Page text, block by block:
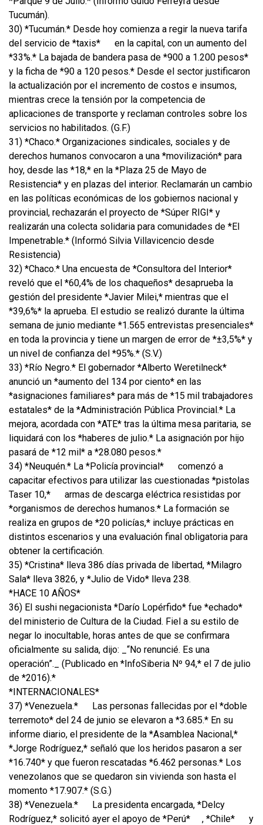
Tucumán).
30) *Tucumán.* Desde hoy comienza a regir la nueva tarifa
del servicio de *taxis*
en la capital, con un aumento del
*33%.* La bajada de bandera pasa de *900 a 1.200 pesos*
y la ficha de *90 a 120 pesos.* Desde el sector justificaron
la actualización por el incremento de costos e insumos,
mientras crece la tensión por la competencia de
aplicaciones de transporte y reclaman controles sobre los
servicios no habilitados. (G.F.)
31) *Chaco.* Organizaciones sindicales, sociales y de
derechos humanos convocaron a una *movilización* para
hoy, desde las *18,* en la *Plaza 25 de Mayo de
Resistencia* y en plazas del interior. Reclamarán un cambio
en las políticas económicas de los gobiernos nacional y
provincial, rechazarán el proyecto de *Súper RIGI* y
realizarán una colecta solidaria para comunidades de *El
Impenetrable.* (Informó Silvia Villavicencio desde
Resistencia)
32) *Chaco.* Una encuesta de *Consultora del Interior*
reveló que el *60,4% de los chaqueños* desaprueba la
gestión del presidente *Javier Milei,* mientras que el
*39,6%* la aprueba. El estudio se realizó durante la última
semana de junio mediante *1.565 entrevistas presenciales*
en toda la provincia y tiene un margen de error de *±3,5%* y
un nivel de confianza del *95%.* (S.V.)
33) *Río Negro.* El gobernador *Alberto Weretilneck*
anunció un *aumento del 134 por ciento* en las
*asignaciones familiares* para más de *15 mil trabajadores
estatales* de la *Administración Pública Provincial.* La
mejora, acordada con *ATE* tras la última mesa paritaria, se
liquidará con los *haberes de julio.* La asignación por hijo
pasará de *12 mil* a *28.080 pesos.*
34) *Neuquén.* La *Policía provincial*
comenzó a
capacitar efectivos para utilizar las cuestionadas *pistolas
Taser 10,*
armas de descarga eléctrica resistidas por
*organismos de derechos humanos.* La formación se
realiza en grupos de *20 policías,* incluye prácticas en
distintos escenarios y una evaluación final obligatoria para
obtener la certificación.
35) *Cristina* lleva 386 días privada de libertad, *Milagro
Sala* lleva 3826, y *Julio de Vido* lleva 238.
*HACE 10 AÑOS*
36) El sushi negacionista *Darío Lopérfido* fue *echado*
del ministerio de Cultura de la Ciudad. Fiel a su estilo de
negar lo inocultable, horas antes de que se confirmara
oficialmente su salida, dijo: _“No renuncié. Es una
operación”._ (Publicado en *InfoSiberia Nº 94,* el 7 de julio
de *2016).*
*INTERNACIONALES*
37) *Venezuela.*
Las personas fallecidas por el *doble
terremoto* del 24 de junio se elevaron a *3.685.* En su
informe diario, el presidente de la *Asamblea Nacional,*
*Jorge Rodríguez,* señaló que los heridos pasaron a ser
*16.740* y que fueron rescatadas *6.462 personas.* Los
venezolanos que se quedaron sin vivienda son hasta el
momento *17.907.* (S.G.)
38) *Venezuela.*
La presidenta encargada, *Delcy
Rodríguez,* solicitó ayer el apoyo de *Perú*
, *Chile*
y